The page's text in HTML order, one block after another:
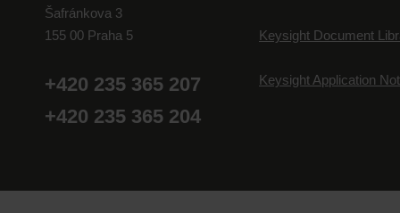
Šafránkova 3
155 00 Praha 5
+420 235 365 207
+420 235 365 204
Keysight Document
Keysight Application